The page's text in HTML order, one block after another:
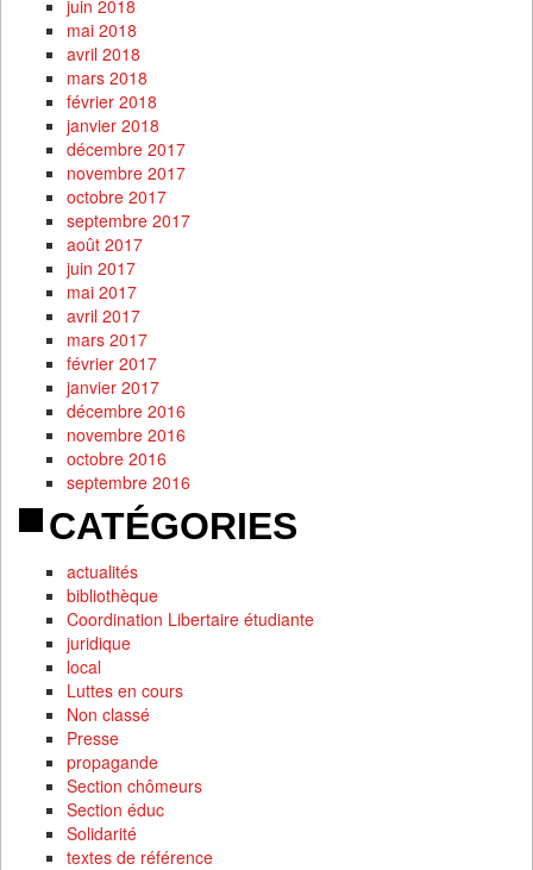
juin 2018
mai 2018
avril 2018
mars 2018
février 2018
janvier 2018
décembre 2017
novembre 2017
octobre 2017
septembre 2017
août 2017
juin 2017
mai 2017
avril 2017
mars 2017
février 2017
janvier 2017
décembre 2016
novembre 2016
octobre 2016
septembre 2016
CATÉGORIES
actualités
bibliothèque
Coordination Libertaire étudiante
juridique
local
Luttes en cours
Non classé
Presse
propagande
Section chômeurs
Section éduc
Solidarité
textes de référence